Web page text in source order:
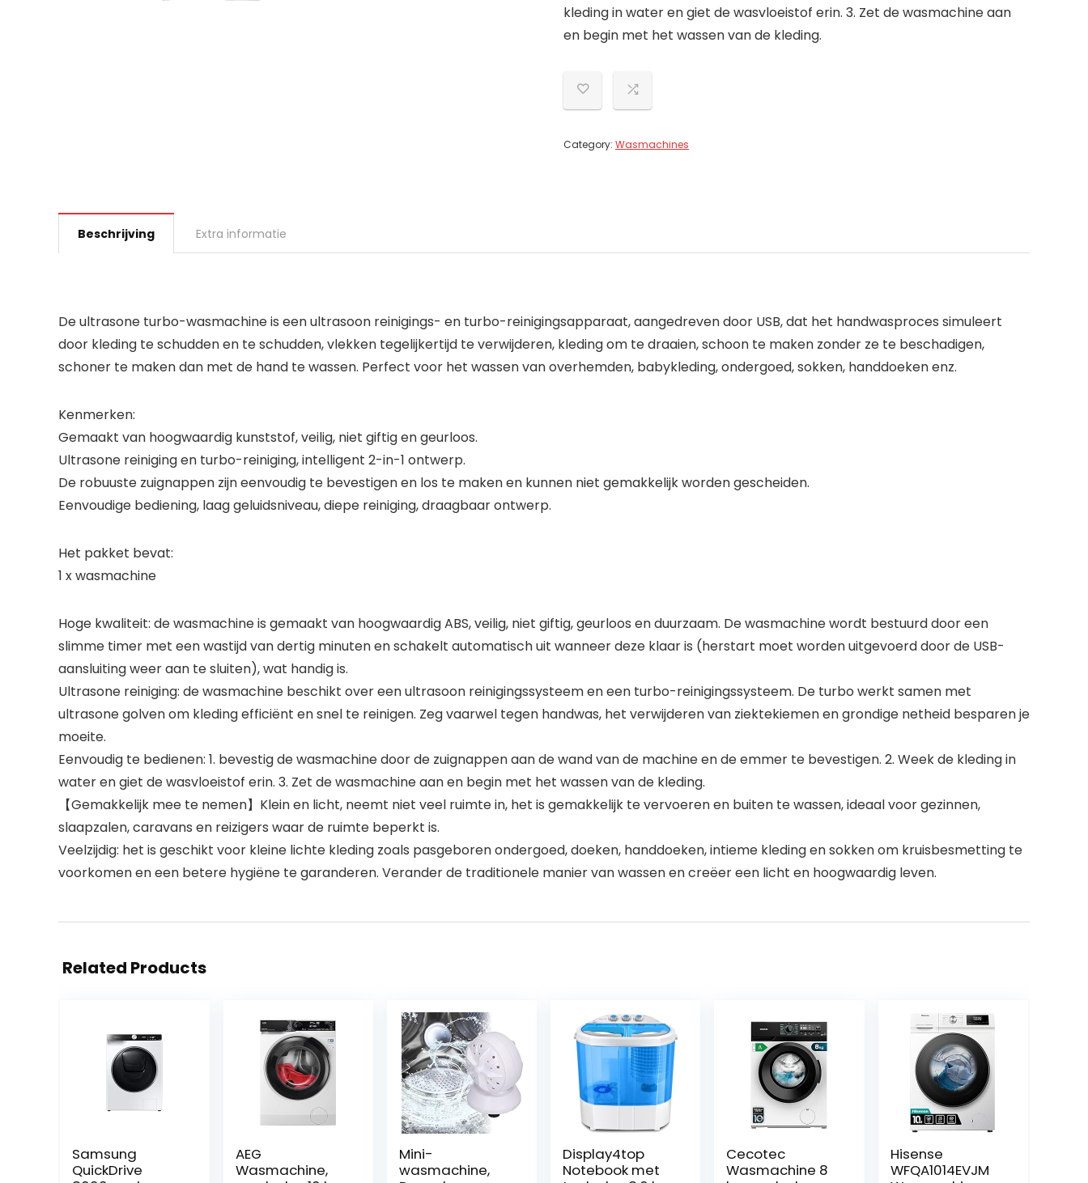
kleding in water en giet de wasvloeistof erin. 3. Zet de wasmachine aan
en begin met het wassen van de kleding.
Category: Wasmachines
Beschrijving Extra informatie
De ultrasone turbo-wasmachine is een ultrasoon reinigings- en turbo-reinigingsapparaat, aangedreven door USB, dat het handwasproces simuleert
door kleding te schudden en te schudden, vlekken tegelijkertijd te verwijderen, kleding om te draaien, schoon te maken zonder ze te beschadigen,
schoner te maken dan met de hand te wassen. Perfect voor het wassen van overhemden, babykleding, ondergoed, sokken, handdoeken enz.
Kenmerken:
Gemaakt van hoogwaardig kunststof, veilig, niet giftig en geurloos.
Ultrasone reiniging en turbo-reiniging, intelligent 2-in-1 ontwerp.
De robuuste zuignappen zijn eenvoudig te bevestigen en los te maken en kunnen niet gemakkelijk worden gescheiden.
Eenvoudige bediening, laag geluidsniveau, diepe reiniging, draagbaar ontwerp.
Het pakket bevat:
1 x wasmachine
Hoge kwaliteit: de wasmachine is gemaakt van hoogwaardig ABS, veilig, niet giftig, geurloos en duurzaam. De wasmachine wordt bestuurd door een
slimme timer met een wastijd van dertig minuten en schakelt automatisch uit wanneer deze klaar is (herstart moet worden uitgevoerd door de USB-
aansluiting weer aan te sluiten), wat handig is.
Ultrasone reiniging: de wasmachine beschikt over een ultrasoon reinigingssysteem en een turbo-reinigingssysteem. De turbo werkt samen met
ultrasone golven om kleding efficiënt en snel te reinigen. Zeg vaarwel tegen handwas, het verwijderen van ziektekiemen en grondige netheid besparen je
moeite.
Eenvoudig te bedienen: 1. bevestig de wasmachine door de zuignappen aan de wand van de machine en de emmer te bevestigen. 2. Week de kleding in
water en giet de wasvloeistof erin. 3. Zet de wasmachine aan en begin met het wassen van de kleding.
【Gemakkelijk mee te nemen】Klein en licht, neemt niet veel ruimte in, het is gemakkelijk te vervoeren en buiten te wassen, ideaal voor gezinnen,
slaapzalen, caravans en reizigers waar de ruimte beperkt is.
Veelzijdig: het is geschikt voor kleine lichte kleding zoals pasgeboren ondergoed, doeken, handdoeken, intieme kleding en sokken om kruisbesmetting te
voorkomen en een betere hygiëne te garanderen. Verander de traditionele manier van wassen en creëer een licht en hoogwaardig leven.
Related Products
Samsung
QuickDrive
AEG
Wasmachine,
Mini-
wasmachine,
Display4top
Notebook met
Cecotec
Wasmachine 8
Hisense
WFQA1014EVJM